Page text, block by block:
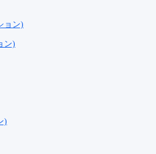
ョン)
ン)
)